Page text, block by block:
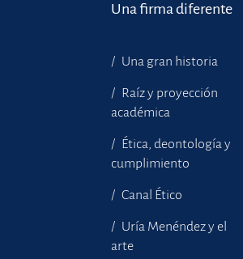
Una firma diferente
Una gran historia
Raíz y proyección
académica
Ética, deontología y
cumplimiento
Canal Ético
Uría Menéndez y el
arte